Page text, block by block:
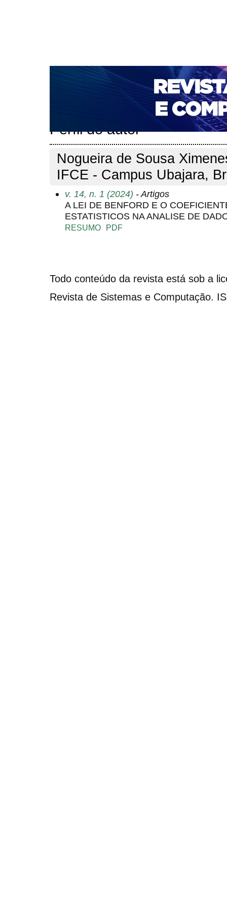
CAPA SOBRE ACESSO CADASTRO
NOTÍCIAS
PORTAL DE REVISTAS DA UNIFACS
PARA AVALIADORES
NOVA SUBMISSÃO
Perfil do autor
Nogueira de Sousa
IFCE - Campus Ubajara,
v. 14, n. 1 (2024) - Artigos
A LEI DE BENFORD E O
ESTATISTICOS NA ANALISE DE
RESUMO PDF
Todo conteúdo da revista está sob a
Revista de Sistemas e Computação.